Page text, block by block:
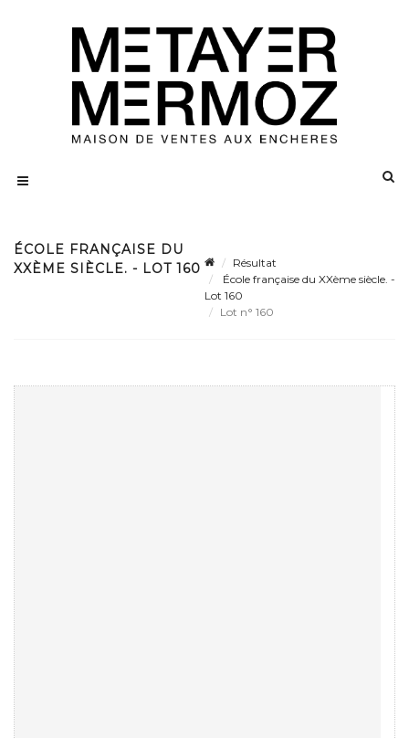
ÉCOLE FRANÇAISE DU
XXÈME SIÈCLE. - LOT 160
Résultat
École française du XXème siècle. -
Lot 160
Lot n° 160